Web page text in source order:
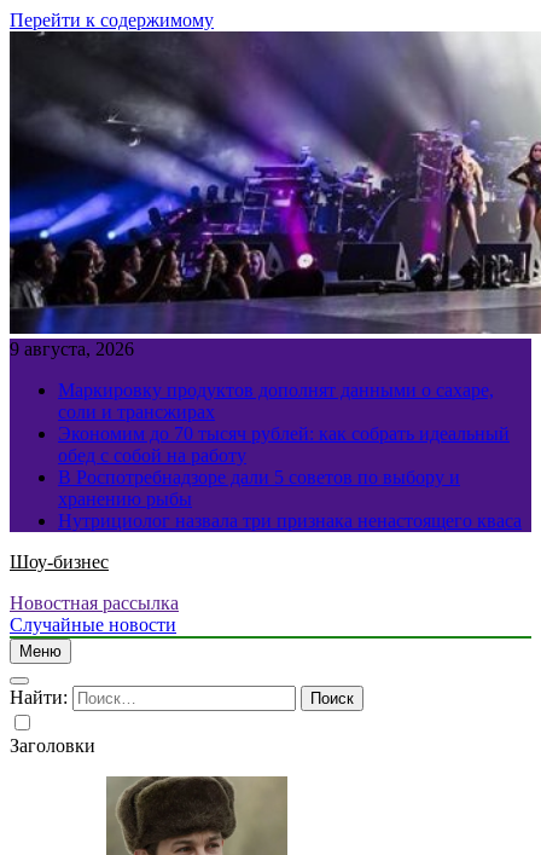
Перейти к содержимому
9 августа, 2026
Маркировку продуктов дополнят данными о сахаре,
соли и трансжирах
Экономим до 70 тысяч рублей: как собрать идеальный
обед с собой на работу
В Роспотребнадзоре дали 5 советов по выбору и
хранению рыбы
Нутрициолог назвала три признака ненастоящего кваса
Шоу-бизнес
Новостная рассылка
Случайные новости
Меню
Найти:
Заголовки